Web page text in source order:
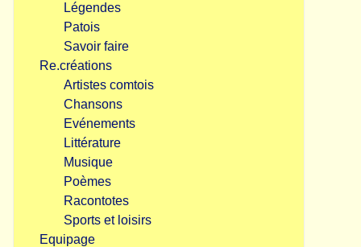
Légendes
Patois
Savoir faire
Re.créations
Artistes comtois
Chansons
Evénements
Littérature
Musique
Poèmes
Racontotes
Sports et loisirs
Equipage